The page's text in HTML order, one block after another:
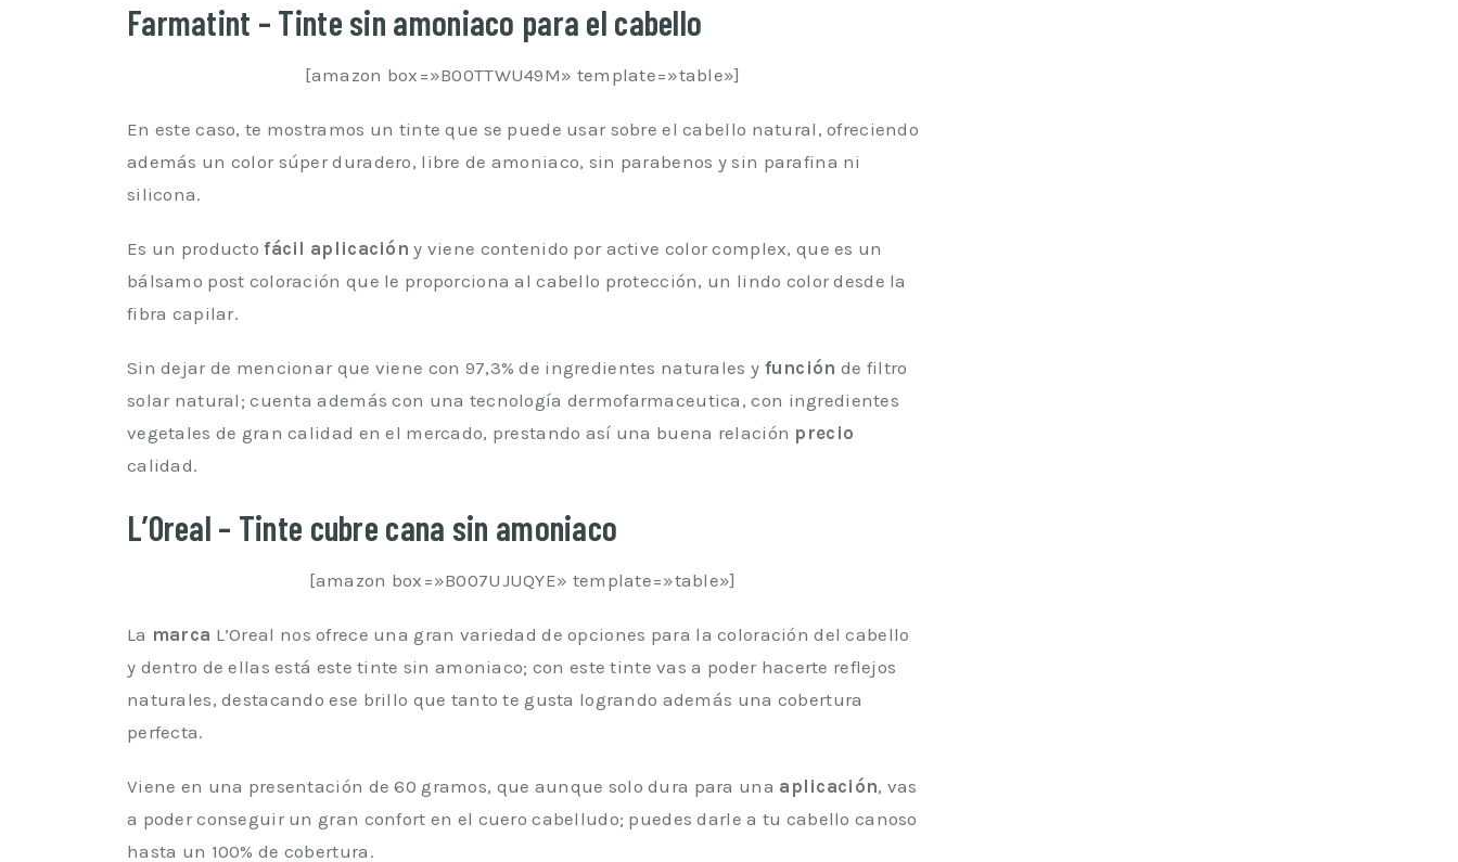
Farmatint – Tinte sin amoniaco para el cabello
[amazon box=»B00TTWU49M» template=»table»]
En este caso, te mostramos un tinte que se puede usar sobre el cabello natural, ofreciendo
además un color súper duradero, libre de amoniaco, sin parabenos y sin parafina ni
silicona.
Es un productofácil aplicación y viene contenido por active color complex, que es un
bálsamo post coloración que le proporciona al cabello protección, un lindo color desde la
fibra capilar.
Sin dejar de mencionar que viene con 97,3% de ingredientes naturales y función de filtro
solar natural; cuenta además con una tecnología dermofarmaceutica, con ingredientes
vegetales de gran calidad en el mercado, prestando así una buena relación precio
calidad.
L’Oreal – Tinte cubre cana sin amoniaco
[amazon box=»B007UJUQYE» template=»table»]
La marca L’Oreal nos ofrece una gran variedad de opciones para la coloración del cabello
y dentro de ellas está este tinte sin amoniaco; con este tinte vas a poder hacerte reflejos
naturales, destacando ese brillo que tanto te gusta logrando además una cobertura
perfecta.
Viene en una presentación de 60 gramos, que aunque solo dura para una aplicación, vas
a poder conseguir un gran confort en el cuero cabelludo; puedes darle a tu cabello canoso
hasta un 100% de cobertura.